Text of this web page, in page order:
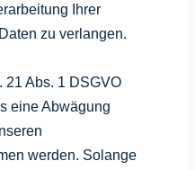
Ihrer
zu verlangen.
21 Abs. 1 DSGVO
eine Abwägung
werden. Solange